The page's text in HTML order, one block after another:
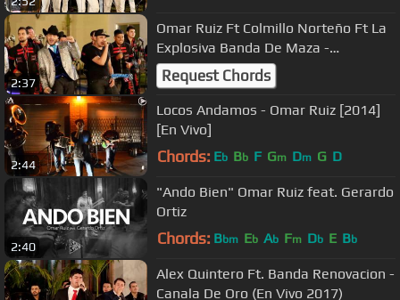
2:37
Omar Ruiz Ft Colmillo Norteño Ft La
Explosiva Banda De Maza -
Navegando Por Los Cielos(En Vivo
2017)
Request Chords
2:44
Locos Andamos - Omar Ruiz [2014]
[En Vivo]
Chords: Eb Bb F Gm Dm G D
2:40
"Ando Bien" Omar Ruiz feat. Gerardo
Ortiz
Chords: Bbm Eb Ab Fm Db E Bb
Alex Quintero Ft. Banda Renovacion -
Canala De Oro (En Vivo 2017)